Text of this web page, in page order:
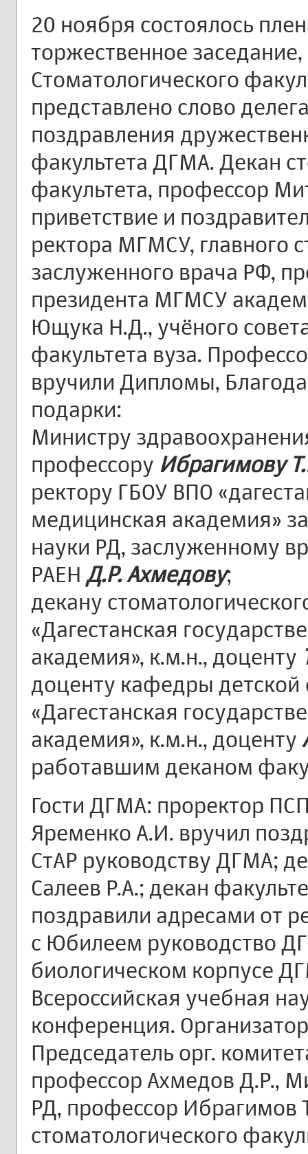
20 ноября состоялось
торжественное
Стоматологического
представлено слово
поздравления
факультета ДГМА. Декан
факультета, профессор
приветствие и
ректора МГМСУ, главного
заслуженного врача РФ,
президента МГМСУ
Ющука Н.Д., учёного
факультета вуза.
вручили Дипломы,
подарки:
Министру
профессору Ибрагимову
ректору ГБОУ ВПО
медицинская академия»
науки РД, заслуженному
РАЕН Д.Р. Ахмедову;
декану
«Дагестанская
академия», к.м.н., доценту
доценту кафедры детской
«Дагестанская
академия», к.м.н., доценту
работавшим деканом
Гости ДГМА: проректор
Яременко А.И. вручил
СтАР руководству ДГМА;
Салеев Р.А.; декан
поздравили адресами от
с Юбилеем руководство
биологическом корпусе
Всероссийская учебная
конференция.
Председатель орг.
профессор Ахмедов Д.Р.,
РД, профессор Ибрагимов
стоматологического